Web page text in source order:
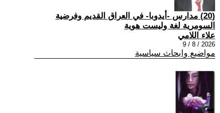
(20) مدارس -أيدوبا- في العراق القديم وفرضية
السومرية لغة وليست هوية
علاء اللامي
2026 / 8 / 9
مواضيع وابحاث سياسية